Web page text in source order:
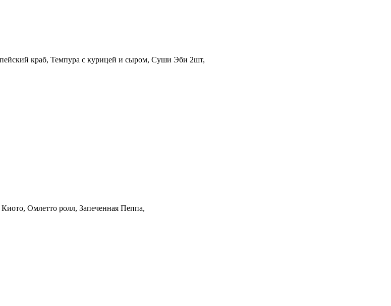
краб, Темпура с курицей и сыром, Суши Эби 2шт,
Омлетто ролл, Запеченная Пеппа,